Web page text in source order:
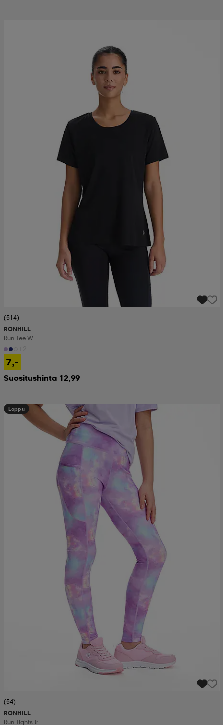
(514)
RONHILL
Run Tee W
7,-
Suositushinta 12,99
Loppu
(54)
RONHILL
Run Tights Jr